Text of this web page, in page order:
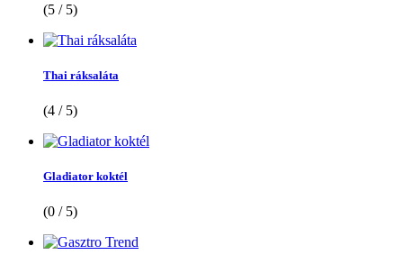
(5 / 5)
Thai ráksaláta
(4 / 5)
Gladiator koktél
(0 / 5)